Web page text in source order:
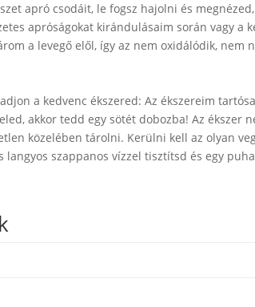
apró csodáit, le fogsz hajolni és
apróságokat kirándulásaim során vagy
a levegő elől, így az nem oxidálódik, nem
a kedvenc ékszered:Az ékszereim
akkor tedd egy sötét dobozba! Az ékszer
közelében tárolni. Kerülni kell az olyan
langyos szappanos vízzel tisztítsd és egy